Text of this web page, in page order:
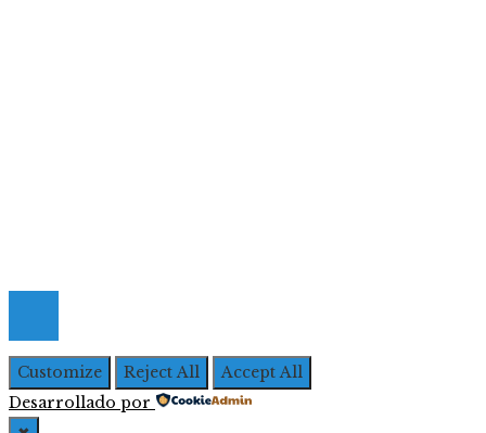
Customize Reject All
Accept All
Desarrollado por